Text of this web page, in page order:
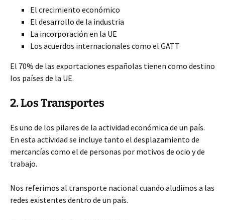
El crecimiento económico
El desarrollo de la industria
La incorporación en la UE
Los acuerdos internacionales como el GATT
El 70% de las exportaciones españolas tienen como destino
los países de la UE.
2. Los Transportes
Es uno de los pilares de la actividad económica de un país.
En esta actividad se incluye tanto el desplazamiento de
mercancías como el de personas por motivos de ocio y de
trabajo.
Nos referimos al transporte nacional cuando aludimos a las
redes existentes dentro de un país.